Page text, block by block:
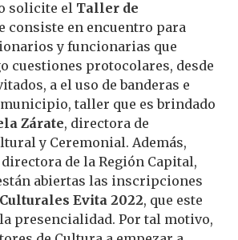
solicite el Taller de
consiste en encuentro para
y funcionarias que
cuestiones protocolares, desde
a el uso de banderas e
taller que es brindado
Zárate, directora de
y Ceremonial. Además,
directora de la Región Capital,
abiertas las inscripciones
Evita 2022, que este
presencialidad. Por tal motivo,